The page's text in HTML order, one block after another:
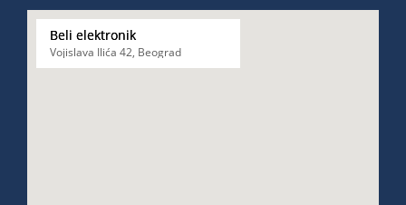
Beli elektronik
Vojislava Ilića 42, Beograd